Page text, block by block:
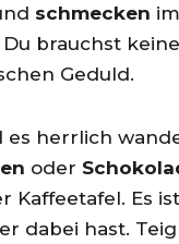
schmecken
brauchst
Geduld.
es herrlich
oder
Kaffeetafel. Es
dabei hast.